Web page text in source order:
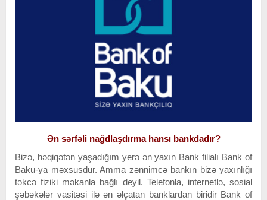
Ən sərfəli nağdlaşdırma hansı bankdadır?
Bizə, həqiqətən yaşadığım yerə ən yaxın Bank filialı Bank of
Baku-ya məxsusdur. Amma zənnimcə bankın bizə yaxınlığı
təkcə fiziki məkanla bağlı deyil. Telefonla, internetlə, sosial
şəbəkələr vasitəsi ilə ən əlçatan banklardan biridir Bank of